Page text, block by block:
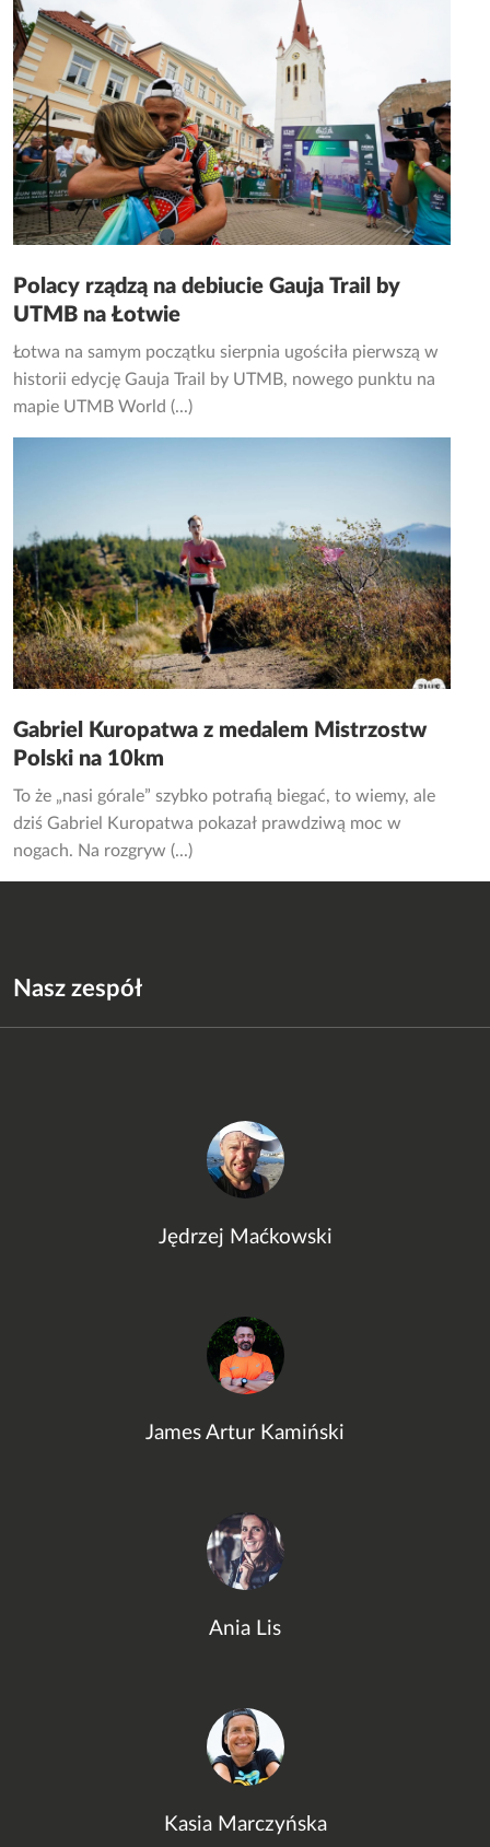
Polacy rządzą na debiucie Gauja Trail by
UTMB na Łotwie
Łotwa na samym początku sierpnia ugościła pierwszą w
historii edycję Gauja Trail by UTMB, nowego punktu na
mapie UTMB World (...)
Gabriel Kuropatwa z medalem Mistrzostw
Polski na 10km
To że „nasi górale” szybko potrafią biegać, to wiemy, ale
dziś Gabriel Kuropatwa pokazał prawdziwą moc w
nogach. Na rozgryw (...)
Nasz zespół
Jędrzej Maćkowski
James Artur Kamiński
Ania Lis
Kasia Marczyńska